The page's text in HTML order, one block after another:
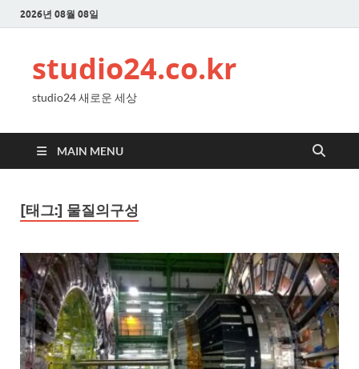
2026년 08월 08일
studio24.co.kr
studio24 새로운 세상
MAIN MENU
[태그:] 물질의구성